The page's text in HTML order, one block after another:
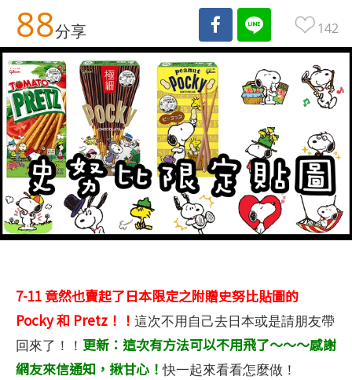
88分享 142
7-11 竟然也賣起了日本限定之附贈史努比貼圖的
Pocky 和 Pretz！！ 這次不用自己去日本或是請朋友帶
回來了！！ 更新：這次有方法可以不用飛了～～～感謝
網友來信通知，揪甘心！快一起來看看怎麼做！